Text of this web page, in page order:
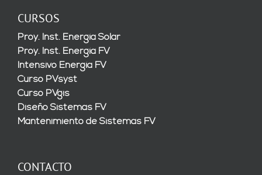
CURSOS
Proy. Inst. Energía Solar
Proy. Inst. Energía FV
Intensivo Energía FV
Curso PVsyst
Curso PVgis
Diseño Sistemas FV
Mantenimiento de Sistemas FV
CONTACTO